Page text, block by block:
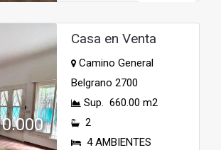
Casa en Venta
Camino General
Belgrano 2700
Sup. 660.00 m2
2
4 AMBIENTES